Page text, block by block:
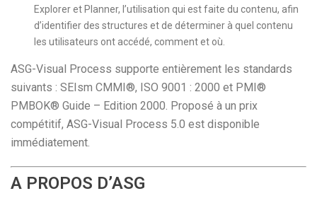
Explorer et Planner, l’utilisation qui est faite du contenu, afin
d’identifier des structures et de déterminer à quel contenu
les utilisateurs ont accédé, comment et où.
ASG-Visual Process supporte entièrement les standards
suivants : SEIsm CMMI®, ISO 9001 : 2000 et PMI®
PMBOK® Guide – Edition 2000. Proposé à un prix
compétitif, ASG-Visual Process 5.0 est disponible
immédiatement.
A PROPOS D’ASG